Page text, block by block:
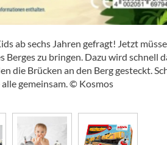
ab sechs Jahren gefragt! Jetzt
Berges zu bringen. Dazu wird schnell
die Brücken an den Berg gesteckt.
gemeinsam. © Kosmos